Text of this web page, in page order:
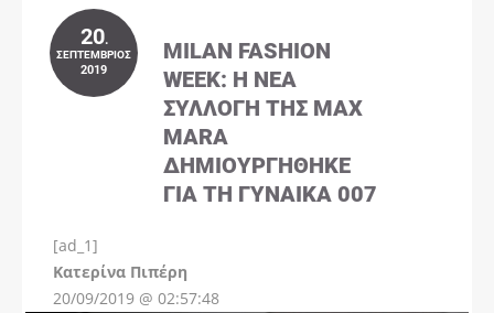
20.
ΣΕΠΤΈΜΒΡΙΟΣ
2019
MILAN FASHION
WEEK: Η ΝΈΑ
ΣΥΛΛΟΓΉ ΤΗΣ MAX
MARA
ΔΗΜΙΟΥΡΓΉΘΗΚΕ
ΓΙΑ ΤΗ ΓΥΝΑΊΚΑ 007
[ad_1]
Kατερίνα Πιπέρη
20/09/2019 @ 02:57:48